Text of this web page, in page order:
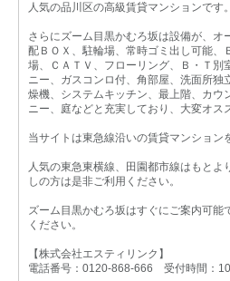
人気の品川区の高級賃貸マンションです。
さらにズーム目黒かむろ坂は設備が、オ
配ＢＯＸ、駐輪場、常時ゴミ出し可能、
場、ＣＡＴＶ、フローリング、Ｂ・Ｔ別
ニー、ガスコンロ付、角部屋、洗面所独
燥機、システムキッチン、最上階、カウ
ニー、庭などと充実しており、大変オス
当サイトは東急線沿いの賃貸マンション
人気の東急東横線、田園都市線はもとよ
しの方は是非ご利用ください。
ズーム目黒かむろ坂はすぐにご案内可能
ください。
【株式会社エスティリンク】
電話番号：0120-868-666 受付時間：10